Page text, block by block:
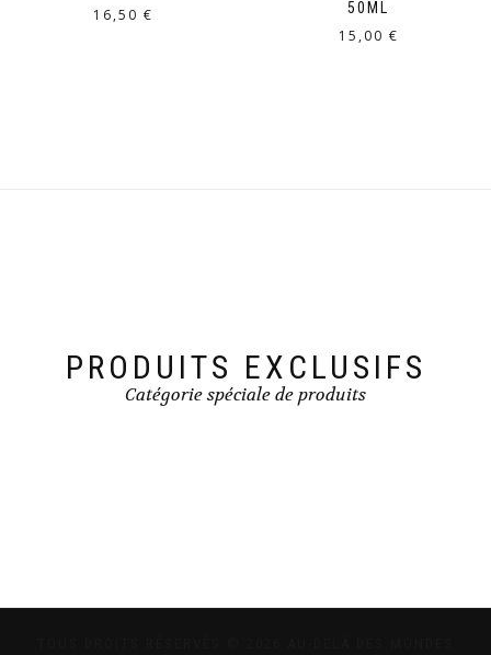
16,50 €
50ML
15,00 €
PRODUITS EXCLUSIFS
Catégorie spéciale de produits